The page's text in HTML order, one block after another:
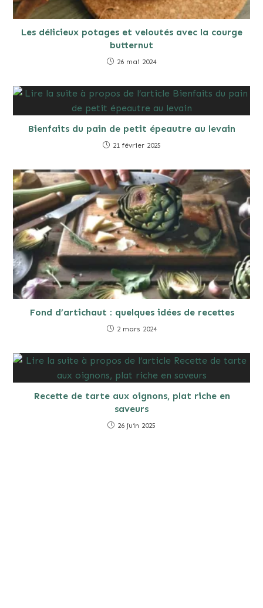
Les délicieux potages et veloutés avec la courge
butternut
26 mai 2024
Bienfaits du pain de petit épeautre au levain
21 février 2025
Fond d’artichaut : quelques idées de recettes
2 mars 2024
Recette de tarte aux oignons, plat riche en
saveurs
26 juin 2025